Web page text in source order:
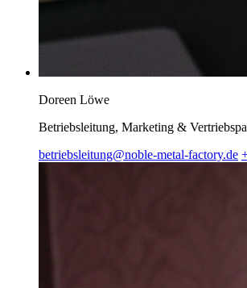
Doreen Löwe
Betriebsleitung, Marketing &
betriebsleitung@noble-metal-factory.de